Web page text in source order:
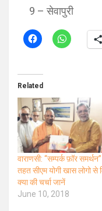
9 – सेवापुरी
Related
वाराणसी: “सम्पर्क फ़ॉर
तहत सीएम योगी खास लोगो से
क्या की चर्चा जानें
June 10, 2018